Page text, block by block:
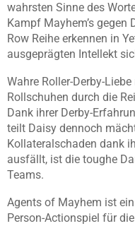
wahrsten Sinne des
Kampf Mayhem’s gegen
Row Reihe erkennen in
ausgeprägten Intellekt
Wahre Roller-Derby-
Rollschuhen durch die
Dank ihrer Derby-
teilt Daisy dennoch
Kollateralschaden dank
ausfällt, ist die toughe
Teams.
Agents of Mayhem ist ein
Person-Actionspiel für